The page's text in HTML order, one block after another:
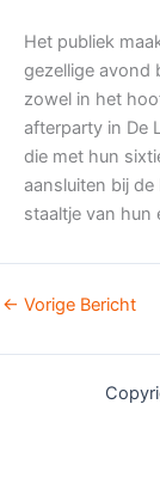
Het publiek
gezellige avond
zowel in het
afterparty in De
die met hun
aansluiten bij
staaltje van hun
← Vorige Bericht